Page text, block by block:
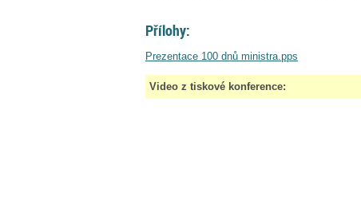
Přílohy:
Prezentace 100 dnů ministra.pps
Video z tiskové konference: